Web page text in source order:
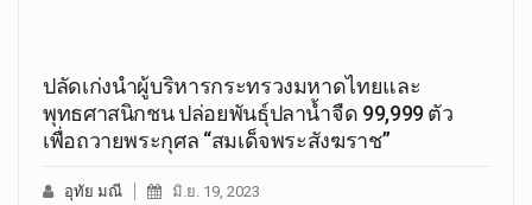
ปลัดเก่งนำผู้บริหารกระทรวงมหาดไทยและ
พุทธศาสนิกชน ปล่อยพันธุ์ปลาน้ำจืด 99,999 ตัว
เพื่อถวายพระกุศล “สมเด็จพระสังฆราช”
อุทัย มณี มิ.ย. 19, 2023